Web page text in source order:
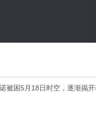
被困5月18日时空，逐渐揭